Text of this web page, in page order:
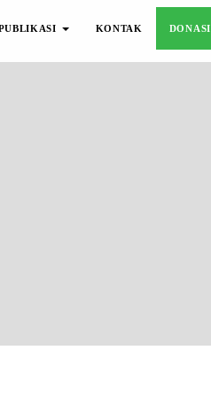
KONTAK DONASI